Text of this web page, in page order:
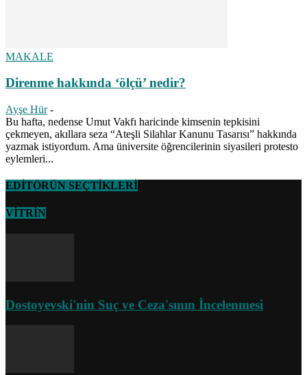
MAKALE
Direnme hakkında ‘ölçü’ nedir?
Ayşe Hür -
Bu hafta, nedense Umut Vakfı haricinde kimsenin tepkisini
çekmeyen, akıllara seza “Ateşli Silahlar Kanunu Tasarısı” hakkında
yazmak istiyordum. Ama üniversite öğrencilerinin siyasileri protesto
eylemleri...
EDİTÖRÜN SEÇTİKLERİ
VİTRİN
Dostoyevski'nin Suç ve Ceza'sının İncelenmesi